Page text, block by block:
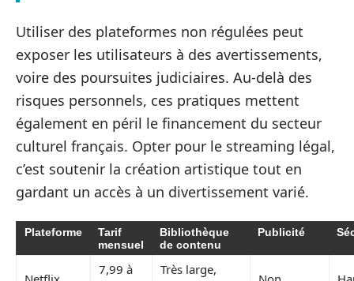
Utiliser des plateformes non régulées peut
exposer les utilisateurs à des avertissements,
voire des poursuites judiciaires. Au-delà des
risques personnels, ces pratiques mettent
également en péril le financement du secteur
culturel français. Opter pour le streaming légal,
c’est soutenir la création artistique tout en
gardant un accès à un divertissement varié.
Plateforme
Tarif
mensuel
Bibliothèque
de contenu
Publicité
7,99 à Très large,